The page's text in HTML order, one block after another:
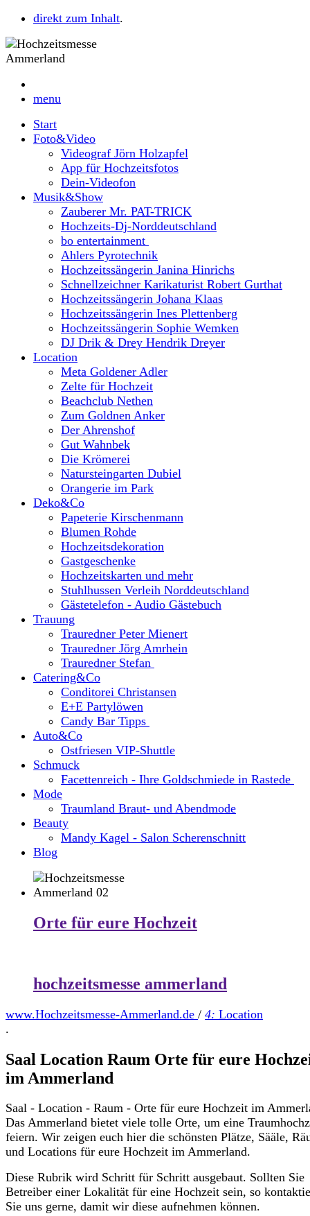
direkt zum Inhalt.
menu
Start
Foto&Video
Videograf Jörn Holzapfel
App für Hochzeitsfotos
Dein-Videofon
Musik&Show
Zauberer Mr. PAT-TRICK
Hochzeits-Dj-Norddeutschland
bo entertainment
Ahlers Pyrotechnik
Hochzeitssängerin Janina Hinrichs
Schnellzeichner Karikaturist Robert Gurthat
Hochzeitssängerin Johana Klaas
Hochzeitssängerin Ines Plettenberg
Hochzeitssängerin Sophie Wemken
DJ Drik & Drey Hendrik Dreyer
Location
Meta Goldener Adler
Zelte für Hochzeit
Beachclub Nethen
Zum Goldnen Anker
Der Ahrenshof
Gut Wahnbek
Die Krömerei
Natursteingarten Dubiel
Orangerie im Park
Deko&Co
Papeterie Kirschenmann
Blumen Rohde
Hochzeitsdekoration
Gastgeschenke
Hochzeitskarten und mehr
Stuhlhussen Verleih Norddeutschland
Gästetelefon - Audio Gästebuch
Trauung
Trauredner Peter Mienert
Trauredner Jörg Amrhein
Trauredner Stefan
Catering&Co
Conditorei Christansen
E+E Partylöwen
Candy Bar Tipps
Auto&Co
Ostfriesen VIP-Shuttle
Schmuck
Facettenreich - Ihre Goldschmiede in Rastede
Mode
Traumland Braut- und Abendmode
Beauty
Mandy Kagel - Salon Scherenschnitt
Blog
Orte für eure Hochzeit
hochzeitsmesse ammerland
www.Hochzeitsmesse-Ammerland.de / 4: Location
.
Saal Location Raum Orte für eure
im Ammerland
Saal - Location - Raum - Orte für eure Hochzeit im
Das Ammerland bietet viele tolle Orte, um eine
feiern. Wir zeigen euch hier die schönsten Plätze, Sääle,
und Locations für eure Hochzeit im Ammerland.
Diese Rubrik wird Schritt für Schritt ausgebaut. Sollten Sie
Betreiber einer Lokalität für eine Hochzeit sein, so
Sie uns gerne, damit wir diese aufnehmen können.